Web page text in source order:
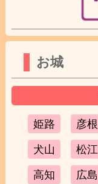
お城
姫路 彦根
犬山 松江
高知 広島